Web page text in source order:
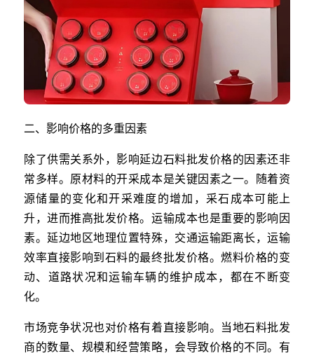
二、影响价格的多重因素
除了供需关系外，影响延边石料批发价格的因素还非
常多样。原材料的开采成本是关键因素之一。随着资
源储量的变化和开采难度的增加，采石成本可能上
升，进而推高批发价格。运输成本也是重要的影响因
素。延边地区地理位置特殊，交通运输距离长，运输
效率直接影响到石料的最终批发价格。燃料价格的变
动、道路状况和运输车辆的维护成本，都在不断变
化。
市场竞争状况也对价格有着直接影响。当地石料批发
商的数量、规模和经营策略，会导致价格的不同。有